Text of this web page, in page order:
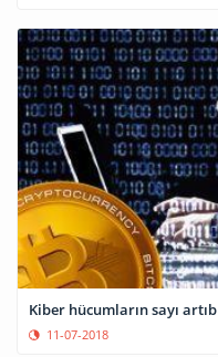
Kiber hücumların sayı artıb
11-07-2018